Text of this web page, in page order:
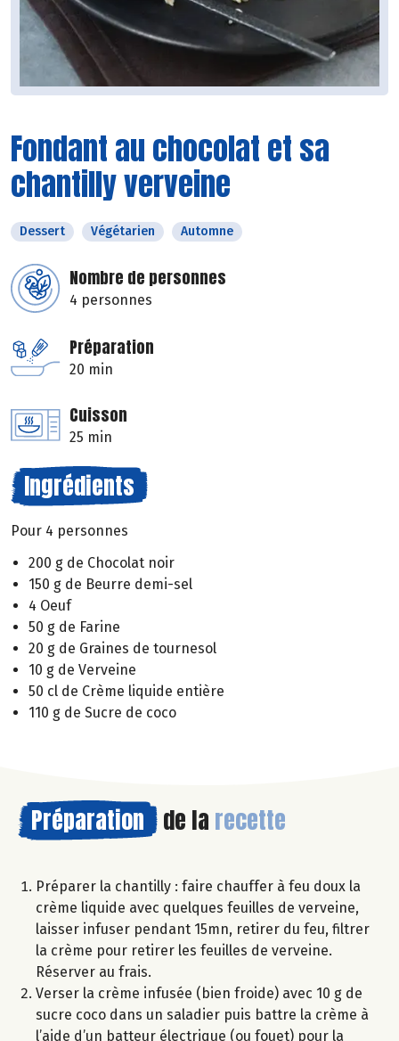
Fondant au chocolat et sa
chantilly verveine
Dessert Végétarien Automne
Nombre de personnes
4 personnes
Préparation
20 min
Cuisson
25 min
Ingrédients
Pour 4 personnes
200 g de Chocolat noir
150 g de Beurre demi-sel
4 Oeuf
50 g de Farine
20 g de Graines de tournesol
10 g de Verveine
50 cl de Crème liquide entière
110 g de Sucre de coco
Préparation de la recette
Préparer la chantilly : faire chauffer à feu doux la
crème liquide avec quelques feuilles de verveine,
laisser infuser pendant 15mn, retirer du feu, filtrer
la crème pour retirer les feuilles de verveine.
Réserver au frais.
Verser la crème infusée (bien froide) avec 10 g de
sucre coco dans un saladier puis battre la crème à
l’aide d’un batteur électrique (ou fouet) pour la